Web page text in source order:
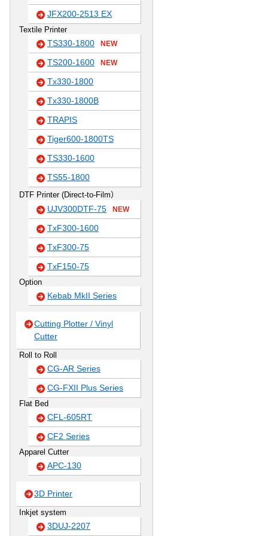
JFX200-2513 EX
Textile Printer
TS330-1800 NEW
TS200-1600 NEW
Tx330-1800
Tx330-1800B
TRAPIS
Tiger600-1800TS
TS330-1600
TS55-1800
DTF Printer (Direct-to-Film）
UJV300DTF-75 NEW
TxF300-1600
TxF300-75
TxF150-75
Option
Kebab MkII Series
Cutting Plotter / Vinyl
Cutter
Roll to Roll
CG-AR Series
CG-FXII Plus Series
Flat Bed
CFL-605RT
CF2 Series
Apparel Cutter
APC-130
3D Printer
Inkjet system
3DUJ-2207